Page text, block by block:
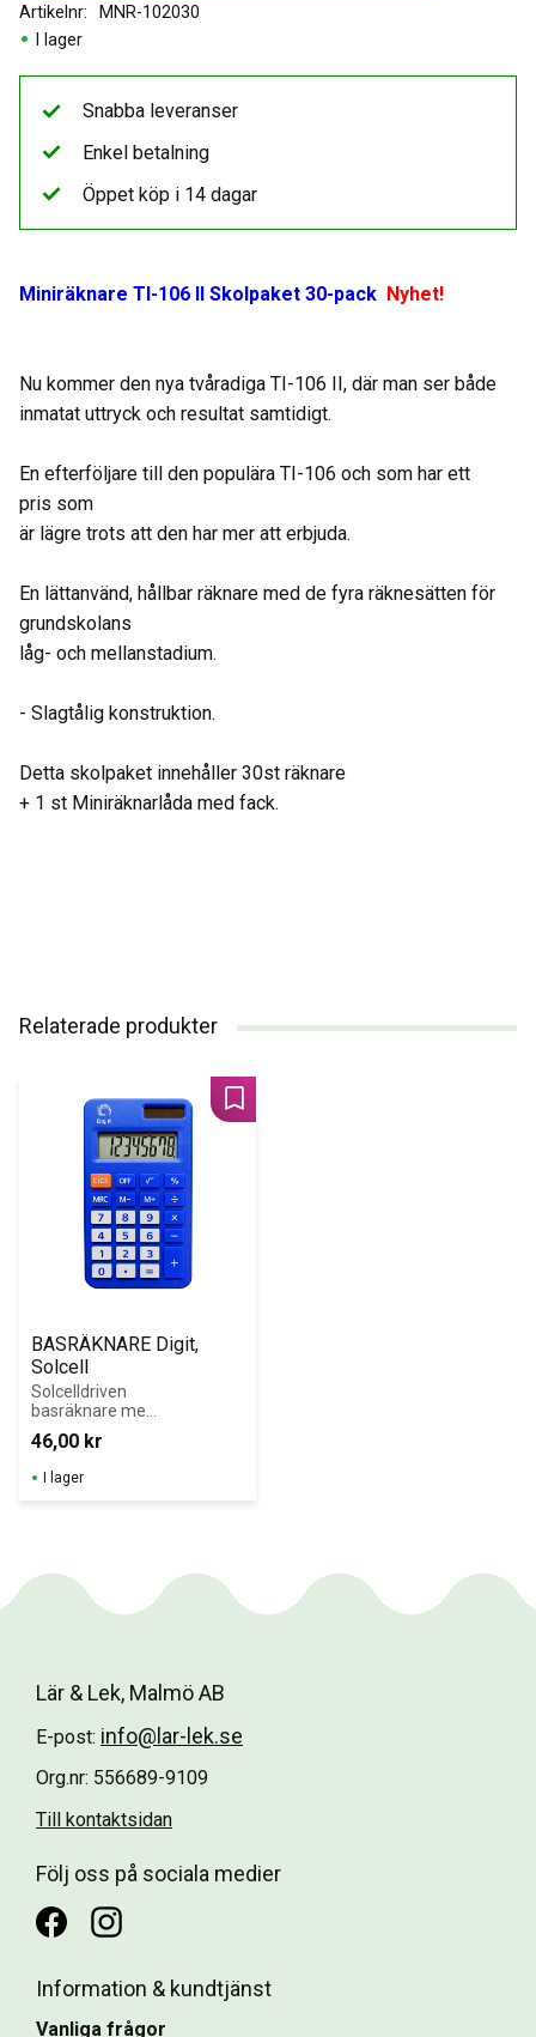
I lager
Artikelnr MNR-102030
Miniräknare TI-106 II Skolpaket 30-pack Nyhet!
Nu kommer den nya tvåradiga TI-106 II, där man ser både
inmatat uttryck och resultat samtidigt.
En efterföljare till den populära TI-106 och som har ett
pris som
är lägre trots att den har mer att erbjuda.
En lättanvänd, hållbar räknare med de fyra räknesätten för
grundskolans
låg- och mellanstadium.
- Slagtålig konstruktion.
Detta skolpaket innehåller 30st räknare
+ 1 st Miniräknarlåda med fack.
Snabba leveranser
Enkel betalning
Öppet köp i 14 dagar
Relaterade produkter
BASRÄKNARE Digit,
Solcell
Solcelldriven
basräknare med
tydlig display
46,00 kr
Lägg till i favoriter
I lager
Lär & Lek, Malmö AB
E-post: info@lar-lek.se
Org.nr: 556689-9109
Till kontaktsidan
Följ oss på sociala medier
Information & kundtjänst
Vanliga frågor